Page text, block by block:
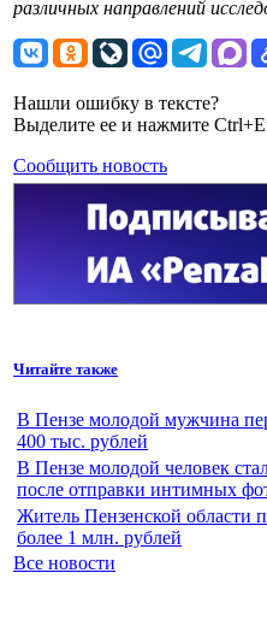
различных направлений
Нашли ошибку в тексте?
Выделите ее и нажмите
Сообщить новость
Читайте также
В Пензе молодой мужчина
400 тыс. рублей
В Пензе молодой человек
после отправки интимных
Житель Пензенской области
более 1 млн. рублей
Все новости